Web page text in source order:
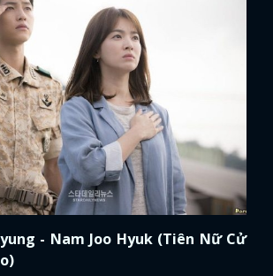
- Nam Joo Hyuk (Tiên Nữ Cử